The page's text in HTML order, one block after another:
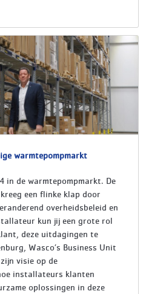
warmtepompmarkt
in de warmtepompmarkt. De
een flinke klap door
overheidsbeleid en
kun jij een grote rol
deze uitdagingen te
Wasco’s Business Unit
visie op de
installateurs klanten
oplossingen in deze